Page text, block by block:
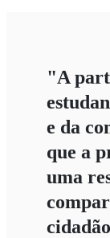
"A
e da
que a
uma